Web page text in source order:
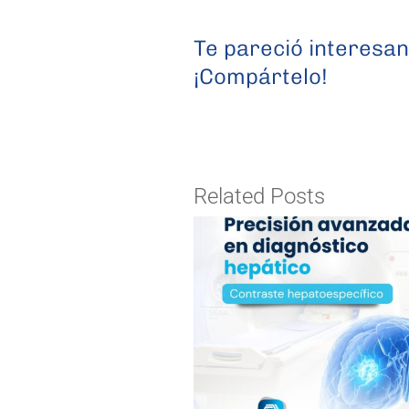
Te pareció
¡Compártelo!
Related Posts